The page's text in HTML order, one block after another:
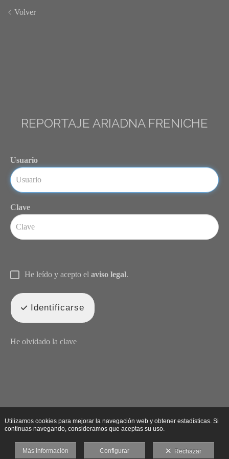
Volver
REPORTAJE ARIADNA FRENICHE
Usuario
Clave
He leído y acepto el aviso legal.
Identificarse
He olvidado la clave
Utilizamos cookies para mejorar la navegación web y obtener estadísticas. Si
continuas navegando, consideramos que aceptas su uso.
Más información Configurar Rechazar